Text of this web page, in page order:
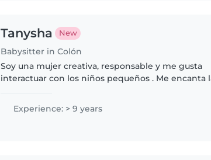
Tanysha New
Babysitter in Colón
Soy una mujer creativa, responsable y me gusta
interactuar con los niños pequeños . Me encanta
Experience: > 9 years